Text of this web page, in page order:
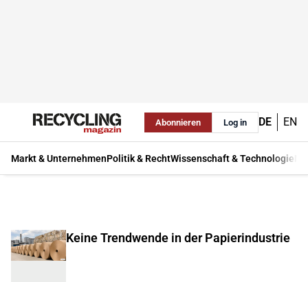
Abonnieren Log in DE EN
Markt & UnternehmenPolitik & RechtWissenschaft & Technologie
Keine Trendwende in der Papierindustrie